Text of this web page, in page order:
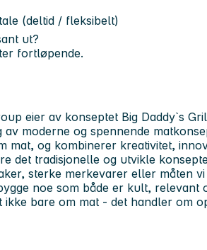
(deltid / fleksibelt)
ut?
fortløpende.
eier av konseptet Big Daddy`s
av moderne og spennende
mat, og kombinerer kreativitet,
det tradisjonelle og utvikle
sterke merkevarer eller måten
noe som både er kult, relevant
ikke bare om mat - det handler om